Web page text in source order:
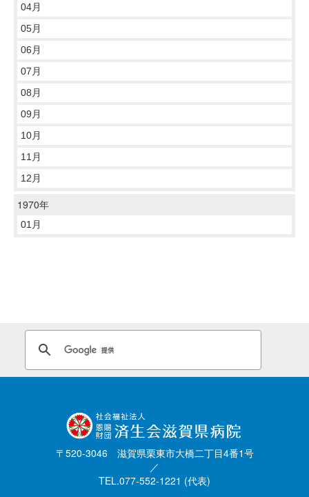
04月
05月
06月
07月
08月
09月
10月
11月
12月
1970年
01月
〒520-3046 滋賀県栗東市大橋二丁目4番1号
／
TEL.077-552-1221 (代表)